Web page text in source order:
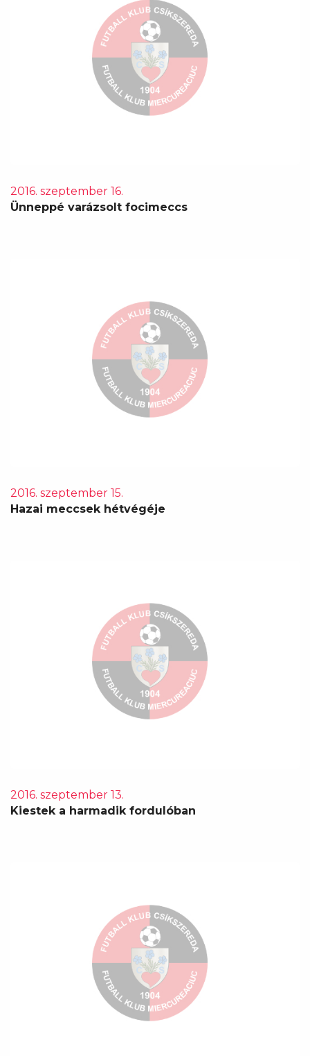
2016. szeptember 16.
Ünneppé varázsolt focimeccs
2016. szeptember 15.
Hazai meccsek hétvégéje
2016. szeptember 13.
Kiestek a harmadik fordulóban